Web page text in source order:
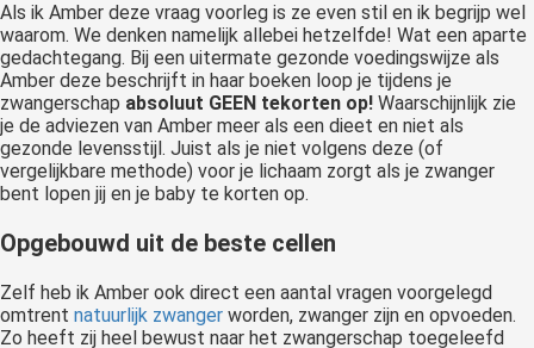
Als ik Amber deze vraag voorleg is ze even stil en ik begrijp wel
waarom. We denken namelijk allebei hetzelfde! Wat een aparte
gedachtegang. Bij een uitermate gezonde voedingswijze als
Amber deze beschrijft in haar boeken loop je tijdens je
zwangerschap absoluut GEEN tekorten op! Waarschijnlijk zie
je de adviezen van Amber meer als een dieet en niet als
gezonde levensstijl. Juist als je niet volgens deze (of
vergelijkbare methode) voor je lichaam zorgt als je zwanger
bent lopen jij en je baby te korten op.
Opgebouwd uit de beste cellen
Zelf heb ik Amber ook direct een aantal vragen voorgelegd
omtrent natuurlijk zwanger worden, zwanger zijn en opvoeden.
Zo heeft zij heel bewust naar het zwangerschap toegeleefd